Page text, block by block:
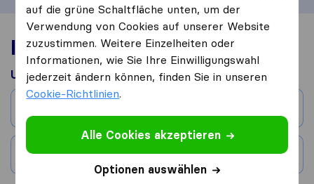
Ihre Umzugserfahrung
Umgezogen aus
Land
auf die grüne Schaltfläche unten, um der
Verwendung von Cookies auf unserer Website
zuzustimmen. Weitere Einzelheiten oder
Informationen, wie Sie Ihre Einwilligungswahl
jederzeit ändern können, finden Sie in unseren
Cookie-Richtlinien.
Alle Cookies akzeptieren
Optionen auswählen